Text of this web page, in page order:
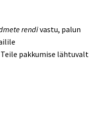
rendivastu, palun
pakkumise lähtuvalt